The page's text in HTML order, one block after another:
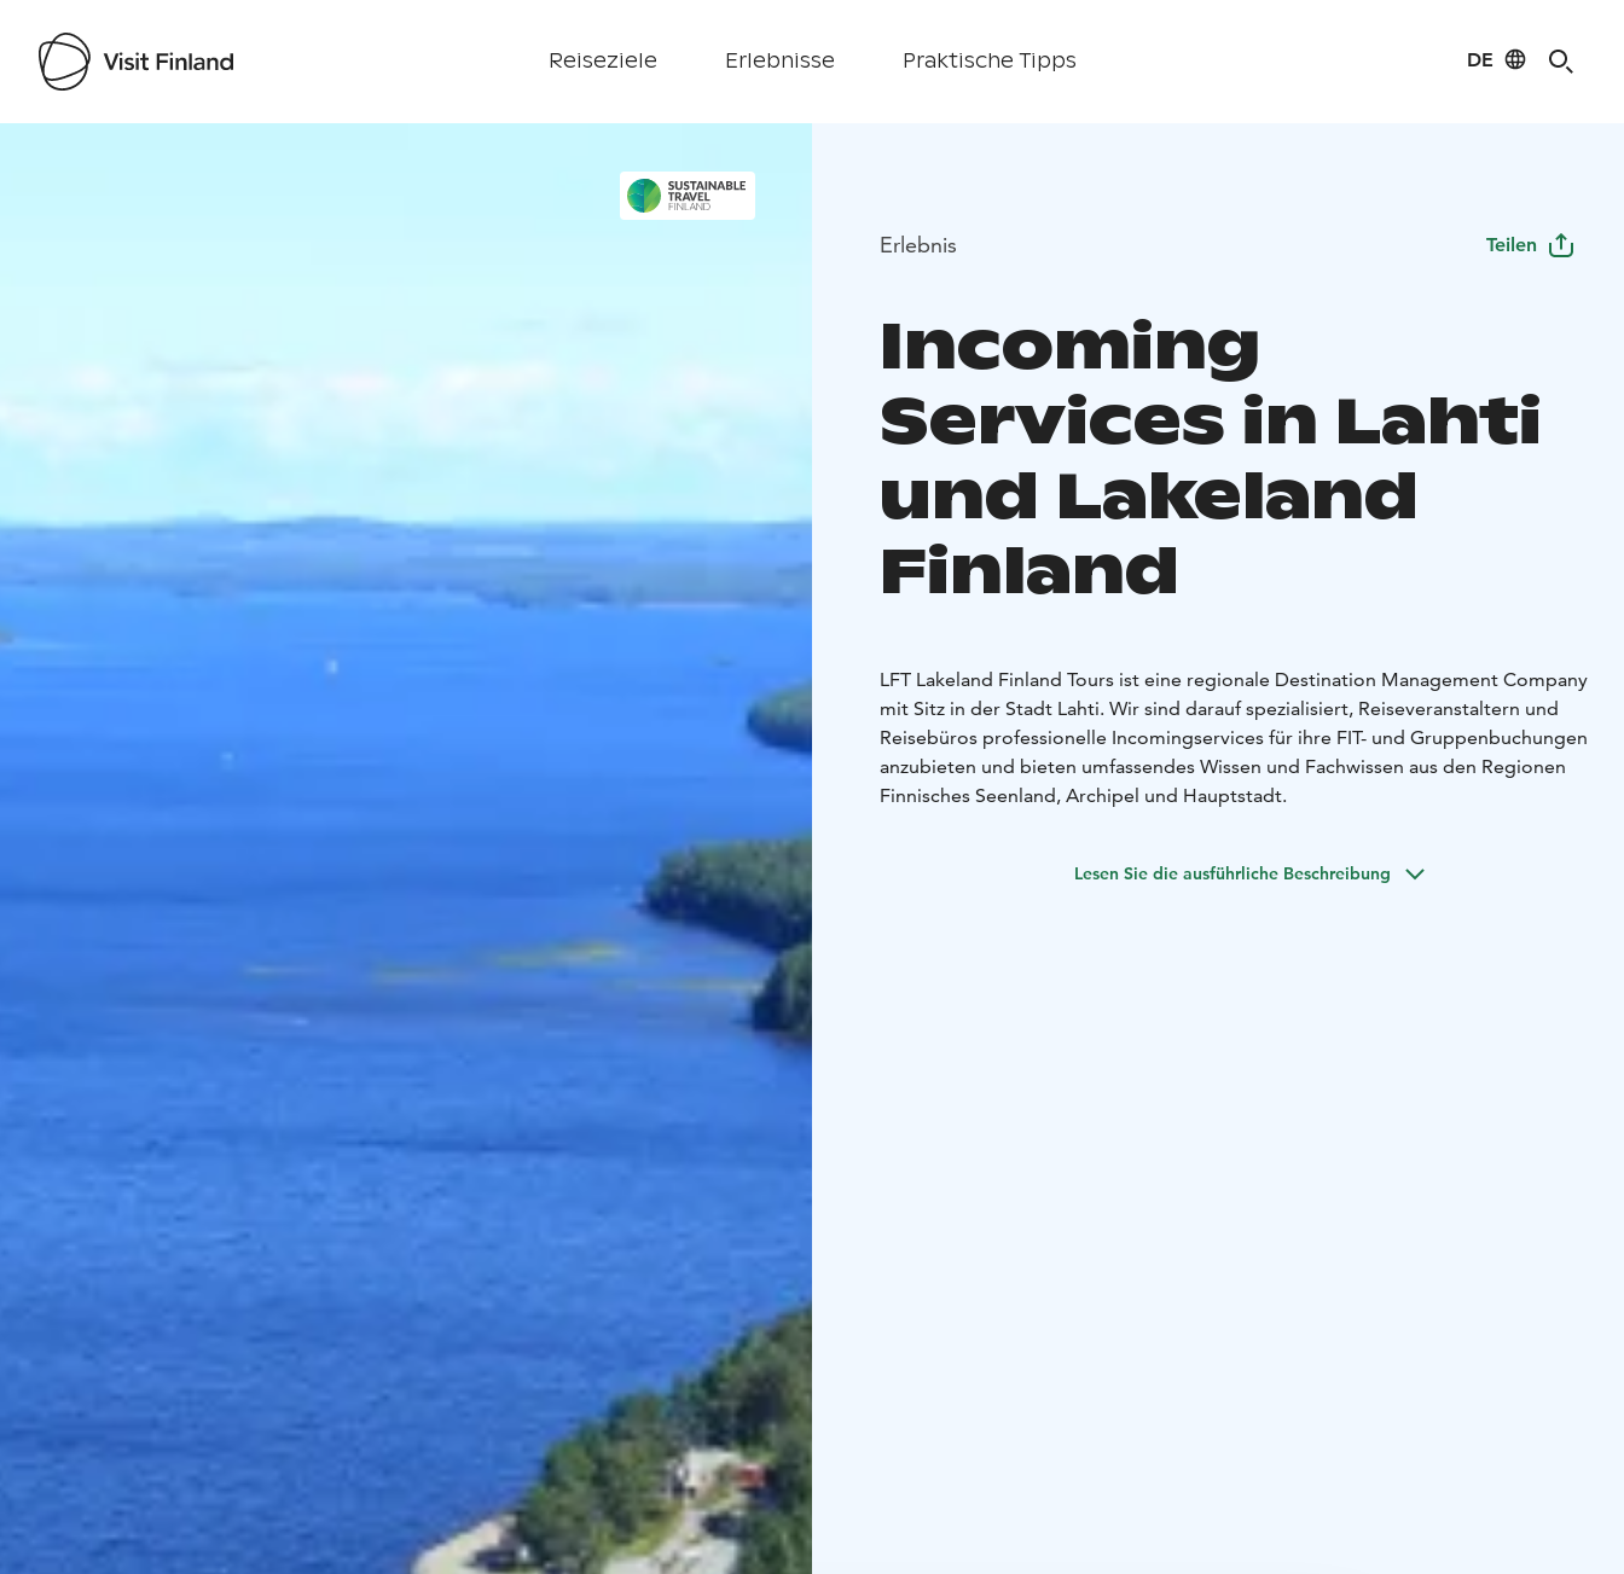
Reiseziele Erlebnisse Praktische Tipps DE
Erlebnis Teilen
Incoming
Services in Lahti
und Lakeland
Finland
LFT Lakeland Finland Tours ist eine regionale Destination Management Company
mit Sitz in der Stadt Lahti. Wir sind darauf spezialisiert, Reiseveranstaltern und
Reisebüros professionelle Incomingservices für ihre FIT- und Gruppenbuchungen
anzubieten und bieten umfassendes Wissen und Fachwissen aus den Regionen
Finnisches Seenland, Archipel und Hauptstadt.
Lesen Sie die ausführliche Beschreibung